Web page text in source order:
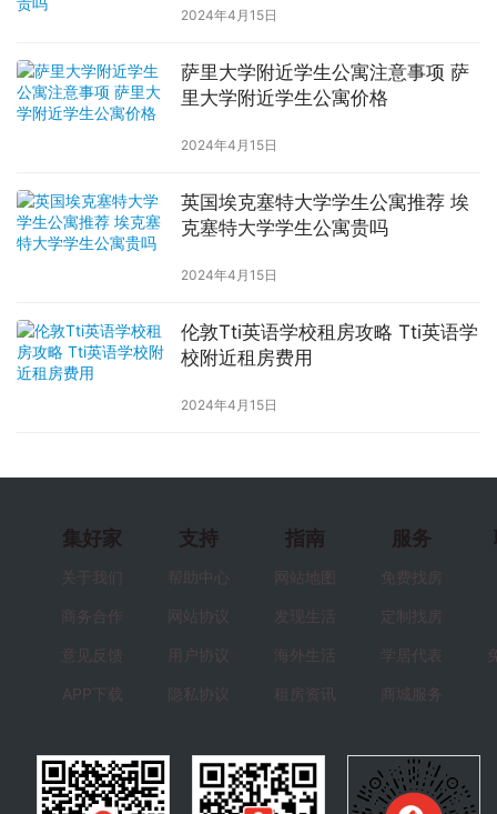
2024年4月15日
萨里大学附近学生公寓注意事项 萨
里大学附近学生公寓价格
2024年4月15日
英国埃克塞特大学学生公寓推荐 埃
克塞特大学学生公寓贵吗
2024年4月15日
伦敦Tti英语学校租房攻略 Tti英语学
校附近租房费用
2024年4月15日
集好家
关于我们
商务合作
意见反馈
APP下载
支持
帮助中心
网站协议
用户协议
隐私协议
指南
网站地图
发现生活
海外生活
租房资讯
服务
免费找房
定制找房
学居代表
商城服务